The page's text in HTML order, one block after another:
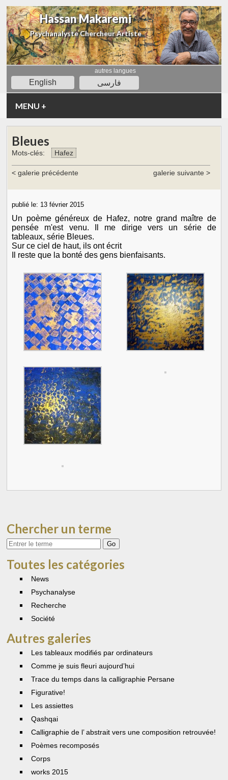
Hassan Makaremi
Psychanalyste Chercheur Artiste
autres langues
English فارسی
MENU +
Bleues
Mots-clés: Hafez
< galerie précédente galerie suivante >
publié le: 13 février 2015
Un poème généreux de Hafez, notre grand maître de
pensée m'est venu. Il me dirige vers un série de
tableaux, série Bleues.
Sur ce ciel de haut, ils ont écrit
Il reste que la bonté des gens bienfaisants.
Chercher un terme
Votre
recherche
Toutes les catégories
News
Psychanalyse
Recherche
Société
Autres galeries
Les tableaux modifiés par ordinateurs
Comme je suis fleuri aujourd’hui
Trace du temps dans la calligraphie Persane
Figurative!
Les assiettes
Qashqai
Calligraphie de l’ abstrait vers une composition retrouvée!
Poèmes recomposés
Corps
works 2015